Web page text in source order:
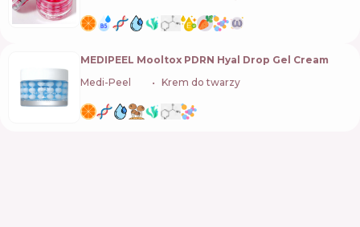
MEDIPEEL Mooltox PDRN Hyal Drop Gel Cream
Medi-Peel
Krem do twarzy